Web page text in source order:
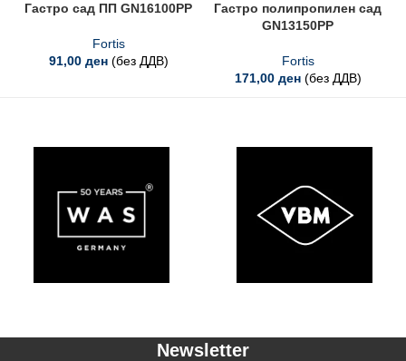
Гастро сад ПП GN16100PP
Fortis
91,00 ден (без ДДВ)
Гастро полипропилен сад
GN13150PP
Fortis
171,00 ден (без ДДВ)
Newsletter